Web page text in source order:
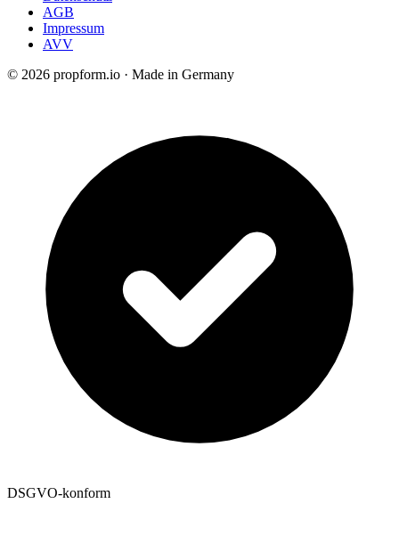
AGB
Impressum
AVV
© 2026 propform.io · Made in Germany
DSGVO-konform